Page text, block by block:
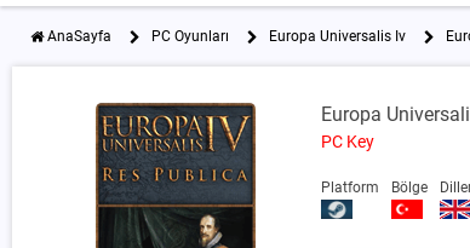
AnaSayfa PC Oyunları Europa Universalis Iv
Europa
PC Key
Platform Bölge